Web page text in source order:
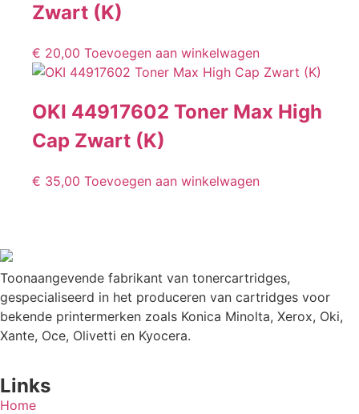
Zwart (K)
€ 20,00 Toevoegen aan winkelwagen
OKI 44917602 Toner Max High
Cap Zwart (K)
€ 35,00 Toevoegen aan winkelwagen
Toonaangevende fabrikant van tonercartridges,
gespecialiseerd in het produceren van cartridges voor
bekende printermerken zoals Konica Minolta, Xerox, Oki,
Xante, Oce, Olivetti en Kyocera.
Links
Home